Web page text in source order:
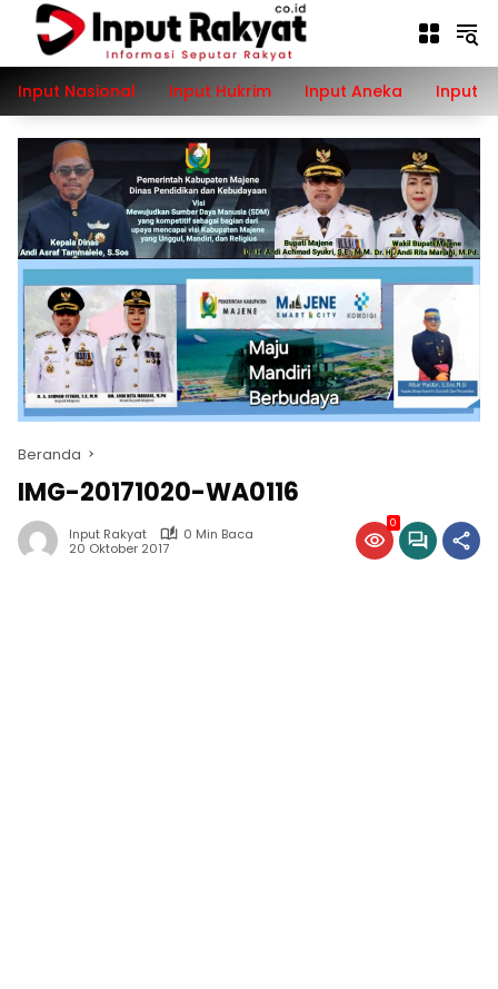
Langsung
konten
Input Nasional
Input Hukrim Input Aneka Input
Beranda
IMG-20171020-WA0116
Input Rakyat
0 Min Baca
20 Oktober 2017
0